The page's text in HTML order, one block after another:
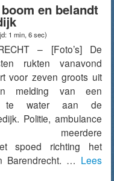
en belandt
1 min, 6 sec)
– [Foto’s] De
rukten vanavond
voor zeven groots uit
melding van een
te water aan de
Politie, ambulance
spoed richting het
Barendrecht. … Lees